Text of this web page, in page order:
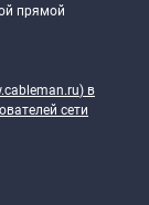
прямой
) в
сети